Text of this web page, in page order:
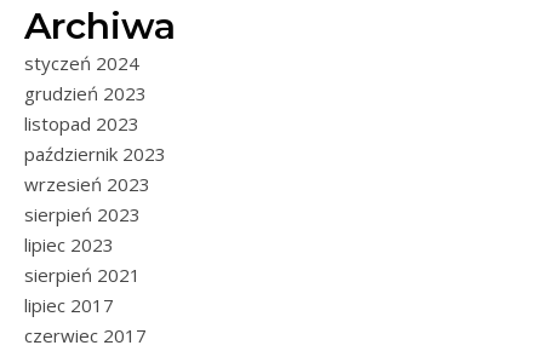
Archiwa
styczeń 2024
grudzień 2023
listopad 2023
październik 2023
wrzesień 2023
sierpień 2023
lipiec 2023
sierpień 2021
lipiec 2017
czerwiec 2017